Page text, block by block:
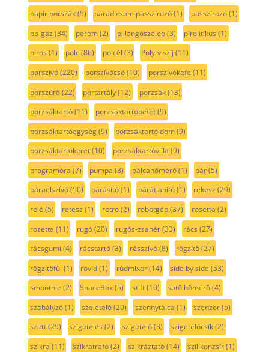
papír porszák(5) paradicsom passzírozó(1) passzírozó(1)
pb-gáz (34) perem(2) pillangószelep(3) pirolitikus (1)
piros (1) polc(86) polcél (3) Poly-v szíj (11)
porszívó(220) porszívócső(10) porszívókefe (11)
porszűrő(22) portartály(12) porzsák(13)
porzsáktartó(11) porzsáktartóbetét(9)
porzsáktartóegység(9) porzsáktartóidom(9)
porzsáktartókeret(10) porzsáktartóvilla (9)
programóra (7) pumpa (3) pálcahőmérő(1) pár(5)
páraelszívó(50) párásító(1) párátlanító(1) rekesz (29)
relé (5) retesz (1) retro(2) robotgép(37) rosetta (2)
rozetta (11) rugó(20) rugós-zsanér(33) rács (27)
rácsgumi (4) rácstartó(3) résszívó(8) rögzítő(27)
rögzítőfül (1) rövid(1) rúdmixer(14) side by side (53)
smoothie (2) SpaceBox(5) stift(10) sutő hőmérő(4)
szabályzó(1) szeletelő(20) szennytálca (1) szenzor(5)
szett(29) szigetelés (2) szigetelő(3) szigetelőcsík(2)
szikra (11) szikratrafó(2) szikráztató(14) szilikonzsír(1)